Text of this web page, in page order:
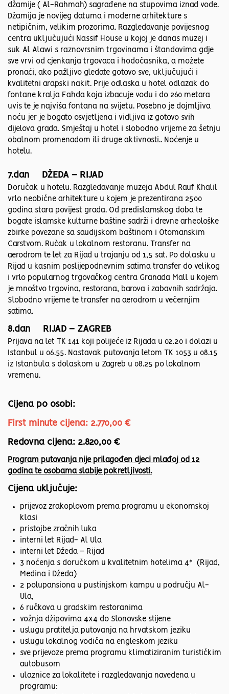
džamije ( Al-Rahmah) sagrađene na stupovima iznad vode.
Džamija je novijeg datuma i moderne arhitekture s
netipičnim, velikim prozorima. Razgledavanje povijesnog
centra uključujući Nassif House u kojoj je danas muzej i
suk Al Alawi s raznovrsnim trgovinama i štandovima gdje
sve vrvi od cjenkanja trgovaca i hodočasnika, a možete
pronaći, ako pažljivo gledate gotovo sve, uključujući i
kvalitetni arapski nakit. Prije odlaska u hotel odlazak do
fontane kralja Fahda koja izbacuje vodu i do 260 metara
uvis te je najviša fontana na svijetu. Posebno je dojmljiva
noću jer je bogato osvjetljena i vidljiva iz gotovo svih
dijelova grada. Smještaj u hotel i slobodno vrijeme za šetnju
obalnom promenadom ili druge aktivnosti.. Noćenje u
hotelu.
7.dan DŽEDA – RIJAD
Doručak u hotelu. Razgledavanje muzeja Abdul Rauf Khalil
vrlo neobične arhitekture u kojem je prezentirana 2500
godina stara povijest grada. Od predislamskog doba te
bogate islamske kulturne baštine sadrži i drevne arheološke
zbirke povezane sa saudijskom baštinom i Otomanskim
Carstvom. Ručak u lokalnom restoranu. Transfer na
aerodrom te let za Rijad u trajanju od 1,5 sat. Po dolasku u
Rijad u kasnim poslijepodnevnim satima transfer do velikog
i vrlo popularnog trgovačkog centra Granada Mall u kojem
je mnoštvo trgovina, restorana, barova i zabavnih sadržaja.
Slobodno vrijeme te transfer na aerodrom u večernjim
satima.
8.dan RIJAD – ZAGREB
Prijava na let TK 141 koji polijeće iz Rijada u 02.20 i dolazi u
Istanbul u 06.55. Nastavak putovanja letom TK 1053 u 08.15
iz Istanbula s dolaskom u Zagreb u 08.25 po lokalnom
vremenu.
Cijena po osobi:
First minute cijena: 2.770,00 €
Redovna cijena: 2.820,00 €
Program putovanja nije prilagođen djeci mlađoj od 12
godina te osobama slabije pokretljivosti.
Cijena uključuje:
prijevoz zrakoplovom prema programu u ekonomskoj
klasi
pristojbe zračnih luka
interni let Rijad- Al Ula
interni let Džeda – Rijad
3 noćenja s doručkom u kvalitetnim hotelima 4* (Rijad,
Medina i Džeda)
2 polupansiona u pustinjskom kampu u području Al-
Ula,
6 ručkova u gradskim restoranima
vožnja džipovima 4x4 do Slonovske stijene
uslugu pratitelja putovanja na hrvatskom jeziku
uslugu lokalnog vodiča na engleskom jeziku
sve prijevoze prema programu klimatiziranim turističkim
autobusom
ulaznice za lokalitete i razgledavanja navedena u
programu: